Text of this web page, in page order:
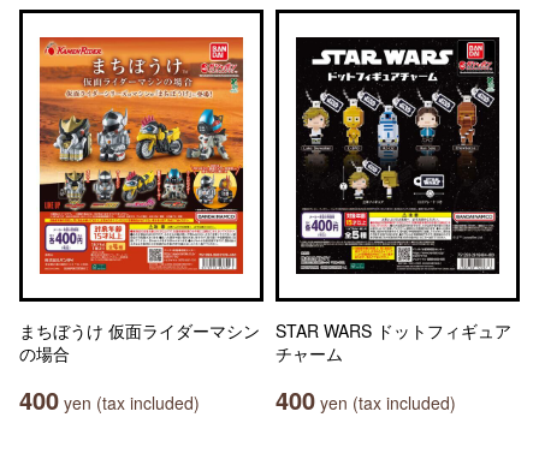
まちぼうけ 仮面ライダーマシン
の場合
400 yen (tax included)
STAR WARS ドットフィギュア
チャーム
400 yen (tax included)